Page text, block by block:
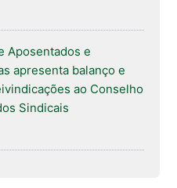
Aposentados e
apresenta balanço e
ao Conselho
Sindicais